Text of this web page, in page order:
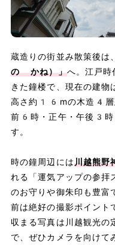
蔵造りの街並み散策後は
の かね）」へ。江戸時
きた鐘楼で、現在の建
高さ約16mの木造4層
前6時・正午・午後3時
す。
時の鐘周辺には川越熊野
れる「運気アップの参拝
のお守りや御朱印も豊富
前は絶好の撮影ポイント
収まる写真は川越観光の
で、ぜひカメラを向けて